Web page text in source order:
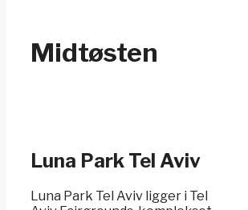
Midtøsten
Luna Park Tel Aviv
Luna Park Tel Aviv ligger i Tel